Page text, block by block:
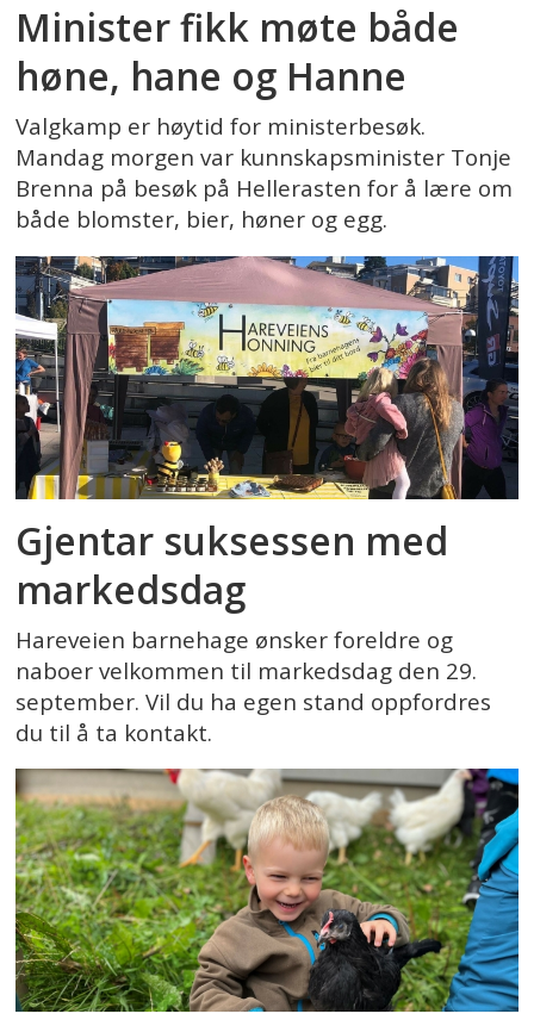
Minister fikk møte både
høne, hane og Hanne
Valgkamp er høytid for ministerbesøk.
Mandag morgen var kunnskapsminister Tonje
Brenna på besøk på Hellerasten for å lære om
både blomster, bier, høner og egg.
Gjentar suksessen med
markedsdag
Hareveien barnehage ønsker foreldre og
naboer velkommen til markedsdag den 29.
september. Vil du ha egen stand oppfordres
du til å ta kontakt.